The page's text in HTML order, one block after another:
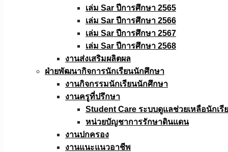
เล่ม Sar ปีการศึกษา 2565
เล่ม Sar ปีการศึกษา 2566
เล่ม Sar ปีการศึกษา 2567
เล่ม Sar ปีการศึกษา 2568
งานส่งเสริมผลิตผล
ฝ่ายพัฒนากิจการนักเรียนนักศึกษา
งานกิจกรรมนักเรียนนักศึกษา
งานครูที่ปรึกษา
Student Care ระบบดูแลช่วยเหลือนักเรี
หน่วยบัญชาการรักษาดินแดน
งานปกครอง
งานแนะแนวอาชีพ